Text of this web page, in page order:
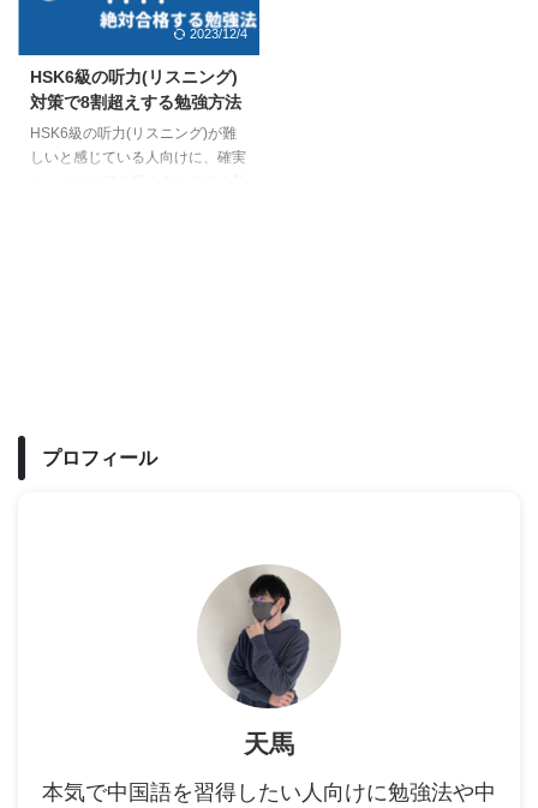
2023/12/4
HSK6級の听力(リスニング)
対策で8割超えする勉強方法
HSK6級の听力(リスニング)が難
しいと感じている人向けに、確実
プロフィール
天馬
本気で中国語を習得したい人向けに勉強法や中